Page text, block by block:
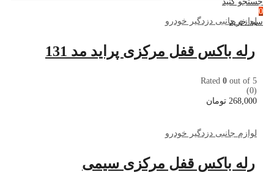
0
سبد خرید
لوازم جانبی دزدگیر خودرو
رله باکس قفل مرکزی پراید مد 131
Rated 0 out of 5
(0)
268,000 تومان
لوازم جانبی دزدگیر خودرو
رله باکس قفل مرکزی سیمی